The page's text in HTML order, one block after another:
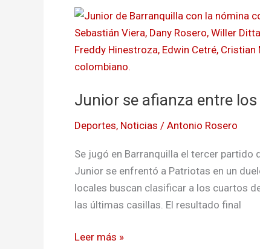
Junior se afianza entre
Deportes, Noticias / Antonio Rosero
Se jugó en Barranquilla el tercer
Junior se enfrentó a Patriotas en un
locales buscan clasificar a los cuartos
las últimas casillas. El resultado final
Junior
se
afianza
entre
ocho
Colombia
Leer más »